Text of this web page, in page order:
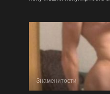
Знаменитости